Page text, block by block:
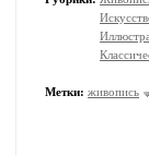
Метки: живопись